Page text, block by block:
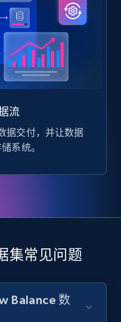
流
据交付，并让数据
系统。
集常见问题
Balance 数